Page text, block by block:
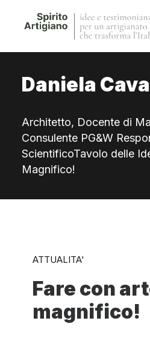
Questo sito
Stories
QFG
Collaborano con noi
Daniela
Architetto, Docente di
Consulente PG&W
ScientificoTavolo delle
Magnifico!
ATTUALITA'
Fare con
magnifico!